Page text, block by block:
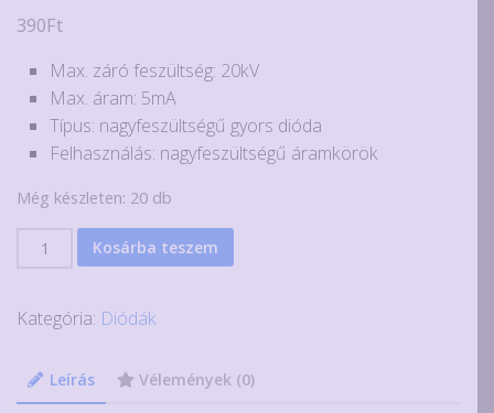
390Ft
Max. záró feszültség: 20kV
Max. áram: 5mA
Típus: nagyfeszültségű gyors dióda
Felhasználás: nagyfeszültségű áramkörök
Még készleten: 20 db
2CL77
gyors
20kV
5mA
Kosárba teszem
Kategória: Diódák
Leírás Vélemények (0)